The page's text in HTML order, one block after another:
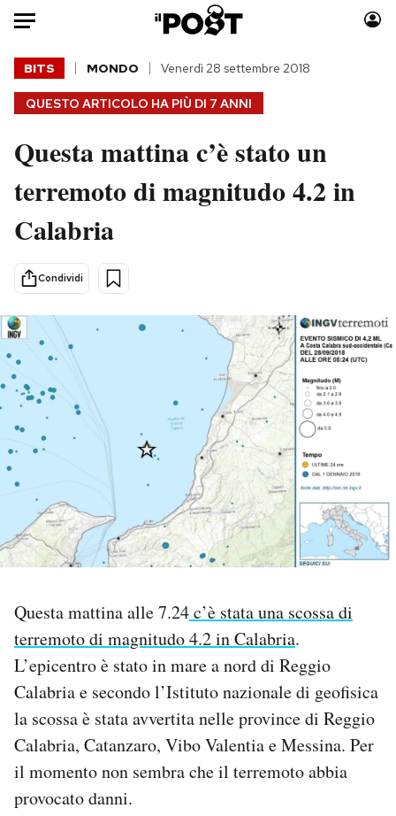
Auto
HOME
Italia
Politica
Tecnologia
Scienza
Economia
Sport
Moda
Consumismi
Altrecose
Mondiali calcio 2026
PODCAST
I MIEI PREFERITI
SHOP
CALENDARIO
AREA PERSONALE
Notifiche mobile
QUESTO ARTICOLO HA PIÙ DI 7 ANNI
BITS MONDO Venerdì 28 settembre 2018
Questa mattina c’è stato un
terremoto di magnitudo 4.2 in
Calabria
Condividi
Questa mattina alle 7.24c’è stata una scossa di
terremoto di magnitudo 4.2 in Calabria.
L’epicentro è stato in mare a nord di Reggio
Calabria e secondo l’Istituto nazionale di geofisica
la scossa è stata avvertita nelle province di Reggio
Calabria, Catanzaro, Vibo Valentia e Messina. Per
il momento non sembra che il terremoto abbia
provocato danni.